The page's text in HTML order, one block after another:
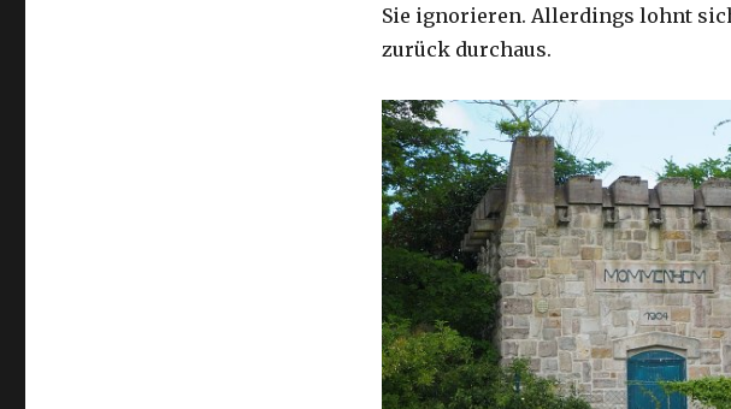
Sie ignorieren. Allerdings lohnt
zurück durchaus.